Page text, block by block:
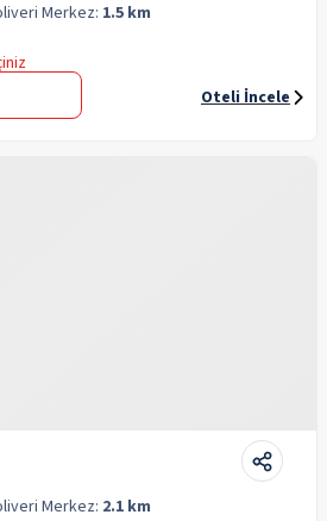
Merkez: 1.5 km
Oteli İncele
Merkez: 2.1 km